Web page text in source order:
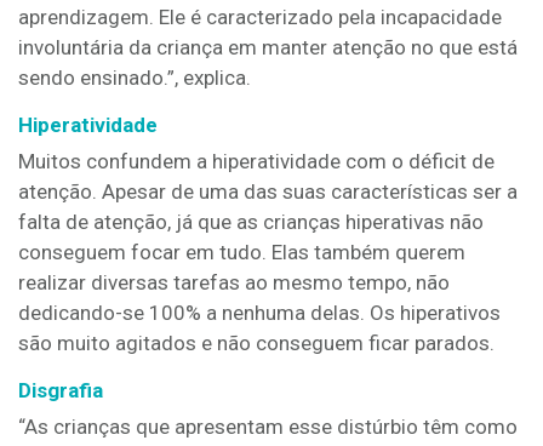
aprendizagem. Ele é caracterizado pela incapacidade
involuntária da criança em manter atenção no que está
sendo ensinado.”, explica.
Hiperatividade
Muitos confundem a hiperatividade com o déficit de
atenção. Apesar de uma das suas características ser a
falta de atenção, já que as crianças hiperativas não
conseguem focar em tudo. Elas também querem
realizar diversas tarefas ao mesmo tempo, não
dedicando-se 100% a nenhuma delas. Os hiperativos
são muito agitados e não conseguem ficar parados.
Disgrafia
“As crianças que apresentam esse distúrbio têm como